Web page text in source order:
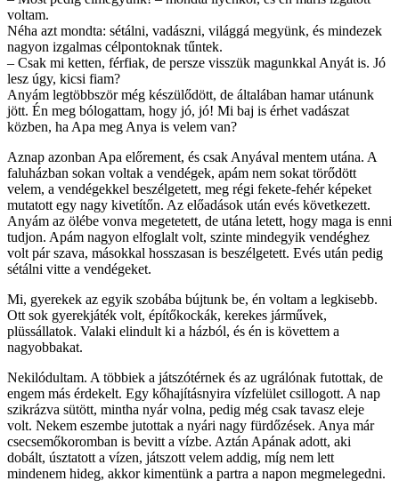
voltam.
Néha azt mondta: sétálni, vadászni, világgá megyünk, és mindezek
nagyon izgalmas célpontoknak tűntek.
– Csak mi ketten, férfiak, de persze visszük magunkkal Anyát is. Jó
lesz úgy, kicsi fiam?
Anyám legtöbbször még készülődött, de általában hamar utánunk
jött. Én meg bólogattam, hogy jó, jó! Mi baj is érhet vadászat
közben, ha Apa meg Anya is velem van?
Aznap azonban Apa előrement, és csak Anyával mentem utána. A
faluházban sokan voltak a vendégek, apám nem sokat törődött
velem, a vendégekkel beszélgetett, meg régi fekete-fehér képeket
mutatott egy nagy kivetítőn. Az előadások után evés következett.
Anyám az ölébe vonva megetetett, de utána letett, hogy maga is enni
tudjon. Apám nagyon elfoglalt volt, szinte mindegyik vendéghez
volt pár szava, másokkal hosszasan is beszélgetett. Evés után pedig
sétálni vitte a vendégeket.
Mi, gyerekek az egyik szobába bújtunk be, én voltam a legkisebb.
Ott sok gyerekjáték volt, építőkockák, kerekes járművek,
plüssállatok. Valaki elindult ki a házból, és én is követtem a
nagyobbakat.
Nekilódultam. A többiek a játszótérnek és az ugrálónak futottak, de
engem más érdekelt. Egy kőhajításnyira vízfelület csillogott. A nap
szikrázva sütött, mintha nyár volna, pedig még csak tavasz eleje
volt. Nekem eszembe jutottak a nyári nagy fürdőzések. Anya már
csecsemőkoromban is bevitt a vízbe. Aztán Apának adott, aki
dobált, úsztatott a vízen, játszott velem addig, míg nem lett
mindenem hideg, akkor kimentünk a partra a napon megmelegedni.